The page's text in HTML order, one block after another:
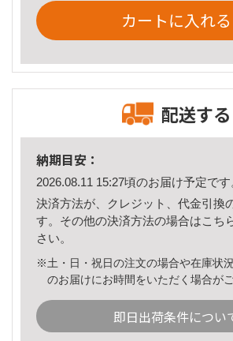
カートに入れる
配送する
納期目安：
2026.08.11 15:27頃のお届け予定です
決済方法が、クレジット、代金引換
す。その他の決済方法の場合はこち
さい。
※土・日・祝日の注文の場合や在庫状
のお届けにお時間をいただく場合が
即日出荷条件につい